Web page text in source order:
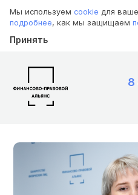
Мы используем cookie для
подробнее, как мы защищаем
Принять
8